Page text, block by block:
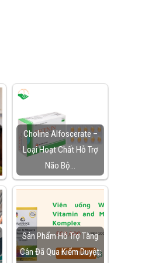
Choline Alfoscerate –
Loại Hoạt Chất Hỗ Trợ
Não Bộ…
Sản Phẩm Hỗ Trợ Tăng
Cân Đã Qua Kiểm Duyệt: